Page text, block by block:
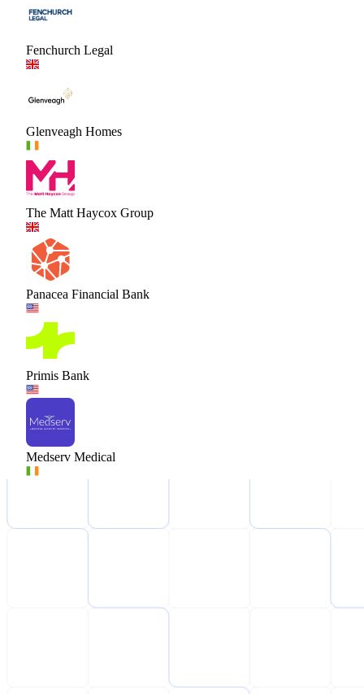
Fenchurch Legal
Glenveagh Homes
The Matt Haycox Group
Panacea Financial Bank
Primis Bank
Medserv Medical